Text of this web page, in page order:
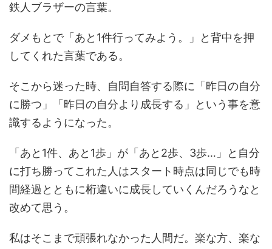
鉄人ブラザーの言葉。
ダメもとで「あと1件行ってみよう。」と背中を押
してくれた言葉である。
そこから迷った時、自問自答する際に「昨日の自分
に勝つ」「昨日の自分より成長する」という事を意
識するようになった。
「あと1件、あと1歩」が「あと2歩、3歩…」と自分
に打ち勝ってこれた人はスタート時点は同じでも時
間経過とともに桁違いに成長していくんだろうなと
改めて思う。
私はそこまで頑張れなかった人間だ。楽な方、楽な